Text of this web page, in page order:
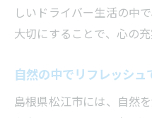
地域愛を育むた
松江市の自然とドラ
自然に囲まれた
松江での生活を
しいドライバー生活の中
大切にすることで、心の
自然の中でリフレッシ
島根県松江市には、自然